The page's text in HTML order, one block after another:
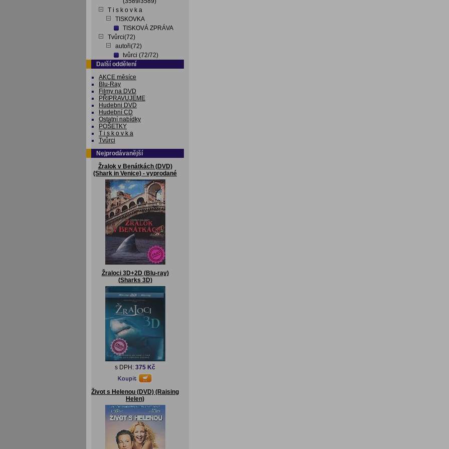
T i s k o v k a
TISKOVKA
TISKOVÁ ZPRÁVA
Tvůrci(72)
autoři(72)
tvůrci (72/72)
Další oddělení
AKCE měsíce
Blu-Ray
Filmy na DVD
PŘIPRAVUJEME
Hudebni DVD
Hudební CD
Ostatní nabídky
POŠETKY
T i s k o v k a
Tvůrci
Nejprodávanější
Žralok v Benátkách (DVD)
(Shark in Venice) - vyprodané
Žraloci 3D+2D (Blu-ray)
(Sharks 3D)
s DPH: 375 Kč
Život s Helenou (DVD) (Raising
Helen)